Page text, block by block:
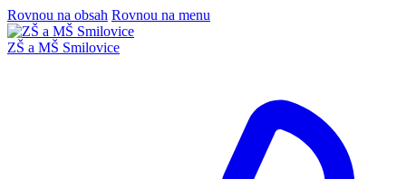
Rovnou na obsah Rovnou na menu
ZŠ a MŠ Smilovice